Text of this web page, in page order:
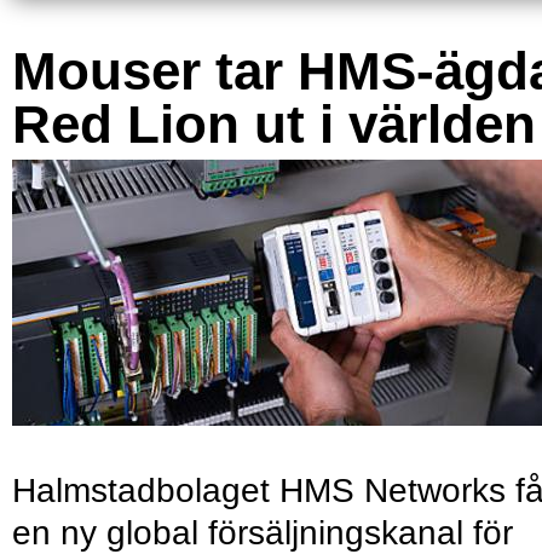
Mouser tar HMS-
Red Lion ut i världen
Halmstadbolaget HMS Networks
en ny global försäljningskanal för